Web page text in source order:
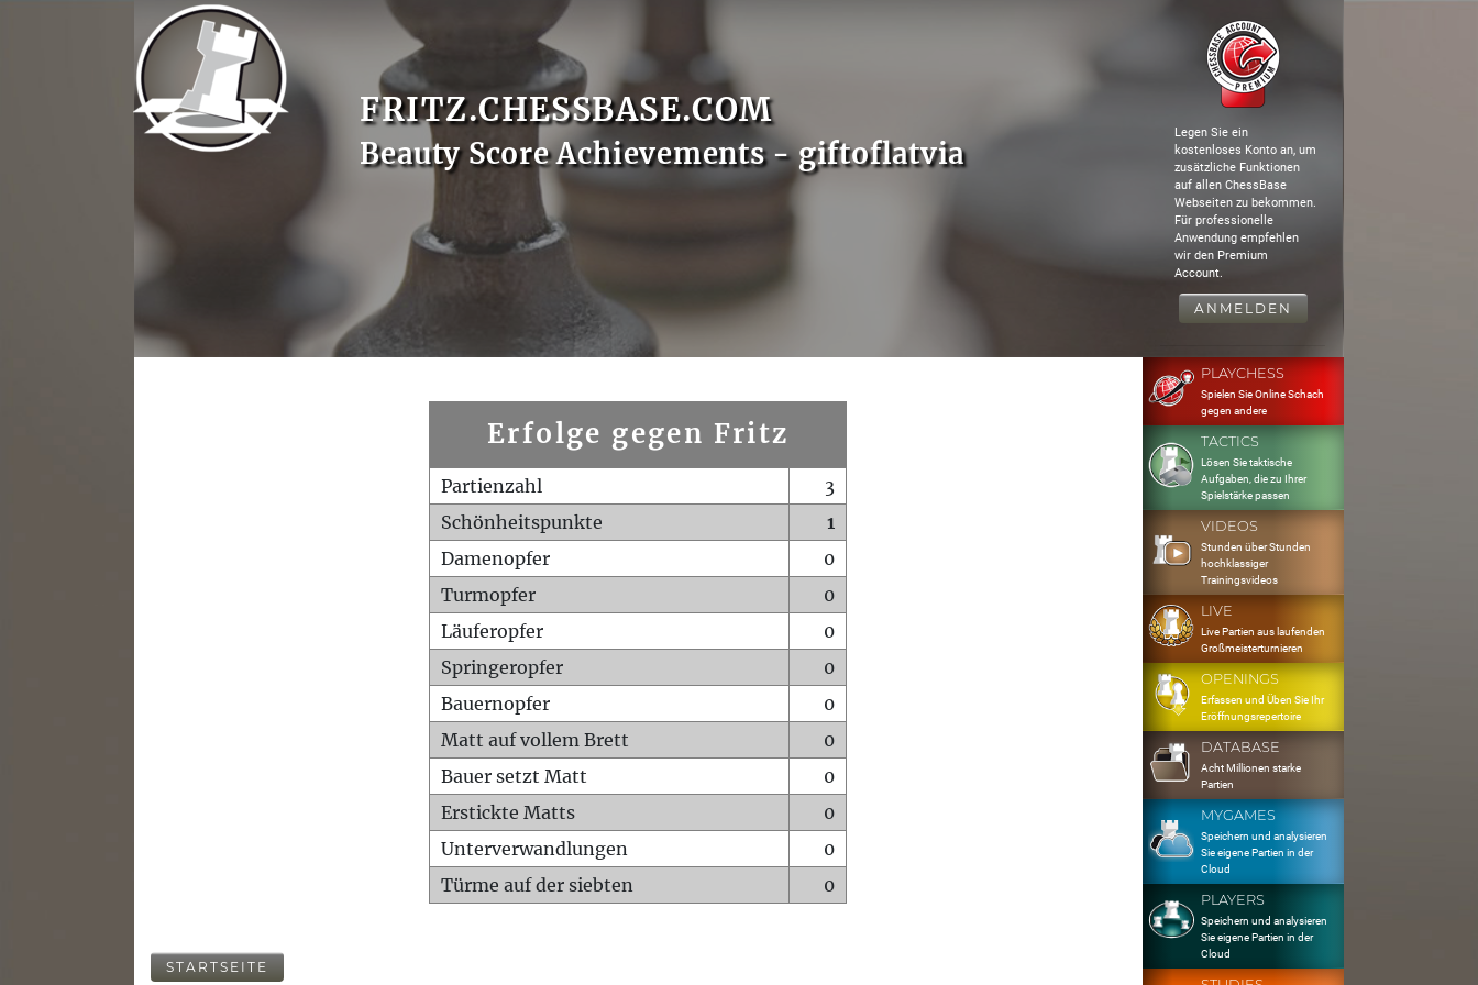
FRITZ.CHESSBASE.COM
Beauty Score Achievements - giftoflatvia
Legen Sie ein
kostenloses Konto an, um
zusätzliche Funktionen
auf allen ChessBase
Webseiten zu bekommen.
Für professionelle
Anwendung empfehlen
wir den Premium
Account.
ANMELDEN
Erfolge gegen Fritz
Partienzahl
3
Schönheitspunkte
1
Damenopfer
0
Turmopfer
0
Läuferopfer
0
Springeropfer
0
Bauernopfer
0
Matt auf vollem Brett
0
Bauer setzt Matt
0
Erstickte Matts
0
Unterverwandlungen
0
Türme auf der siebten
0
STARTSEITE
PLAYCHESS
Spielen Sie Online Schach
gegen andere
TACTICS
Lösen Sie taktische
Aufgaben, die zu Ihrer
Spielstärke passen
VIDEOS
Stunden über Stunden
hochklassiger
Trainingsvideos
LIVE
Live Partien aus laufenden
Großmeisterturnieren
OPENINGS
Erfassen und Üben Sie Ihr
Eröffnungsrepertoire
DATABASE
Acht Millionen starke
Partien
MYGAMES
Speichern und analysieren
Sie eigene Partien in der
Cloud
PLAYERS
Speichern und analysieren
Sie eigene Partien in der
Cloud